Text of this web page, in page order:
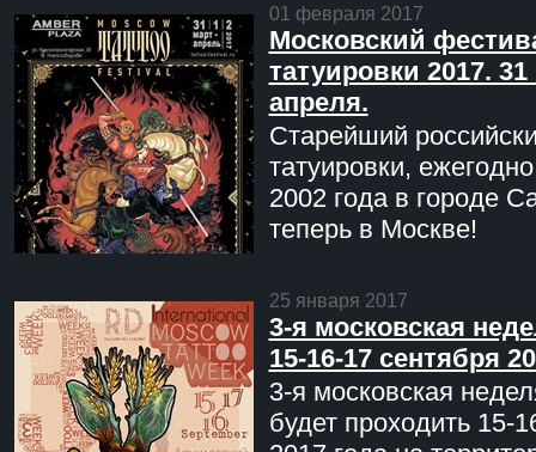
01 февраля 2017
Московский
татуировки 2017. 31
апреля.
Старейший
татуировки,
2002 года в городе
теперь в Москве!
25 января 2017
3-я московская
15-16-17 сентября
3-я московская
будет проходить 15-